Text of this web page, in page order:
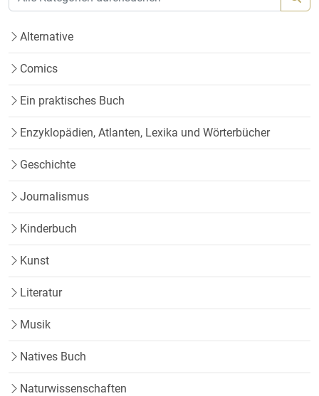
Alternative
Comics
Ein praktisches Buch
Enzyklopädien, Atlanten, Lexika und Wörterbücher
Geschichte
Journalismus
Kinderbuch
Kunst
Literatur
Musik
Natives Buch
Naturwissenschaften